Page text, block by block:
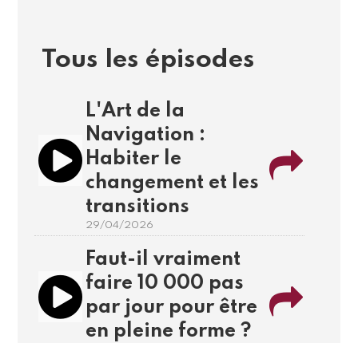
Tous les épisodes
L'Art de la
Navigation :
Habiter le
changement et les
transitions
29/04/2026
Faut-il vraiment
faire 10 000 pas
par jour pour être
en pleine forme ?